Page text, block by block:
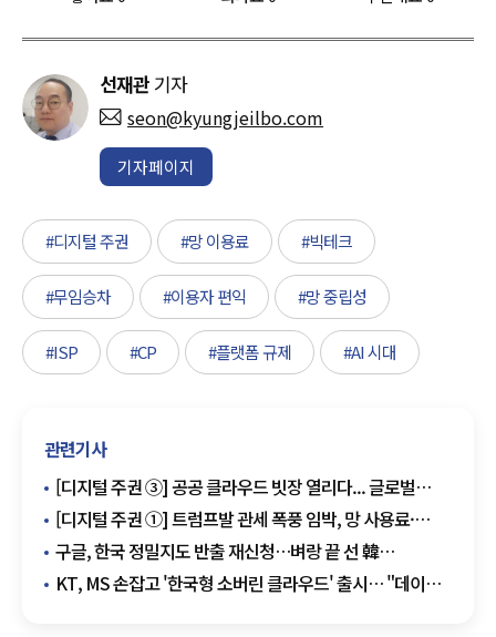
선재관 기자
seon@kyungjeilbo.com
기자페이지
#디지털 주권 #망 이용료 #빅테크
#무임승차 #이용자 편익 #망 중립성
#ISP #CP #플랫폼 규제 #AI 시대
관련기사
[디지털 주권 ③] 공공 클라우드 빗장 열리다... 글로벌
공룡의 습격, K-클라우드 생존 전략은
[디지털 주권 ①] 트럼프발 관세 폭풍 임박, 망 사용료·
플랫폼 규제·지도 데이터 '삼각 파도' 경고등
구글, 한국 정밀지도 반출 재신청…벼랑 끝 선 韓
공간정보산업, 데이터 주권 수호 '마지막 보루'
KT, MS 손잡고 '한국형 소버린 클라우드' 출시… "데이터